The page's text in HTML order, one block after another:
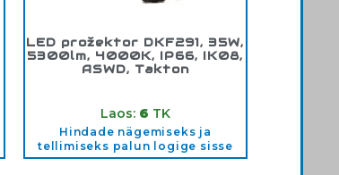
LED prožektor DKF291, 35W,
5300lm, 4000K, IP66, IK08,
ASWD, Takton
Laos: 6 TK
Hindade nägemiseks ja
tellimiseks palun logige sisse